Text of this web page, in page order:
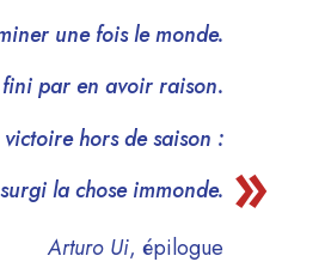
une fois le monde.
fini par en avoir raison.
hors de saison :
la chose immonde.
Arturo Ui, épilogue